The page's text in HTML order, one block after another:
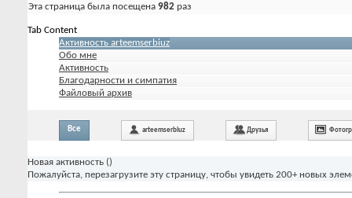
Эта страница была посещена 982 раз
Tab Content
Активность arteemserbiuz
Обо мне
Активность
Благодарности и симпатия
Файловый архив
Все arteemserbiuz Друзья
Новая активность ()
Пожалуйста, перезагрузите эту страницу, чтобы увидеть 200+ новых